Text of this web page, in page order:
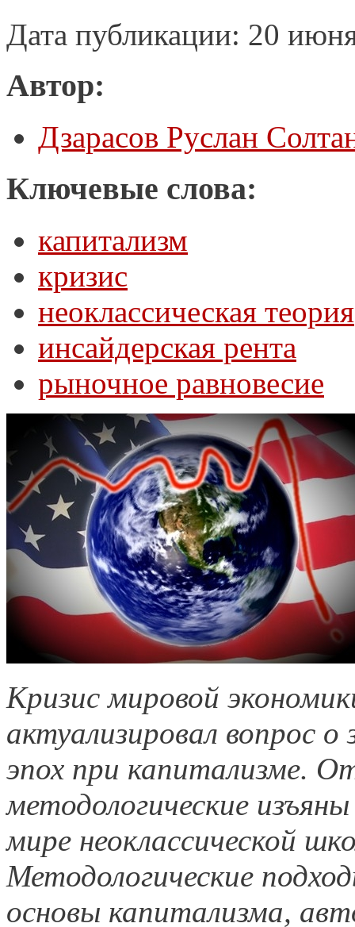
Дата публикации: 20
Автор:
Дзарасов Руслан
Ключевые слова:
капитализм
кризис
неоклассическая теория
инсайдерская рента
рыночное равновесие
Кризис мировой
актуализировал вопрос
эпох при капитализме.
методологические
мире неоклассической
Методологические
основы капитализма,